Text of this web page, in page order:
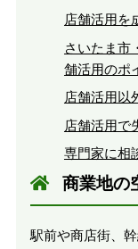
店舗活用を
さいたま市
舗活用のポ
店舗活用以
店舗活用で
専門家に相
商業地の
駅前や商店街、